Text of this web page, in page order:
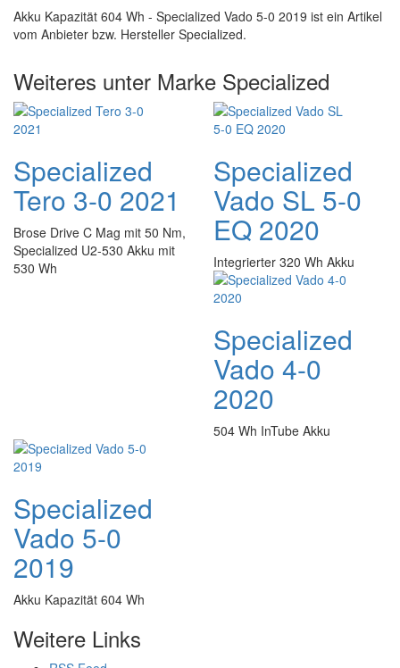
Akku Kapazität 604 Wh - Specialized Vado 5-0 2019 ist ein Artikel
vom Anbieter bzw. Hersteller Specialized.
Weiteres unter Marke Specialized
Specialized
Tero 3-0 2021
Brose Drive C Mag mit 50 Nm,
Specialized U2-530 Akku mit
530 Wh
Specialized
Vado SL 5-0
EQ 2020
Integrierter 320 Wh Akku
Specialized
Vado 4-0
2020
504 Wh InTube Akku
Specialized
Vado 5-0
2019
Akku Kapazität 604 Wh
Weitere Links